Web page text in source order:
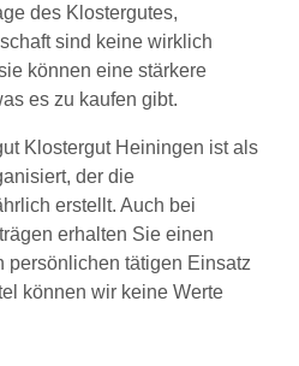
des Klostergutes,
sind keine wirklich
können eine stärkere
es zu kaufen gibt.
Klostergut Heiningen ist als
der die
erstellt. Auch bei
erhalten Sie einen
persönlichen tätigen Einsatz
können wir keine Werte